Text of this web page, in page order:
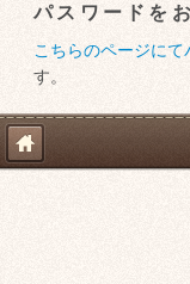
パスワードを
こちらのページにて
す。